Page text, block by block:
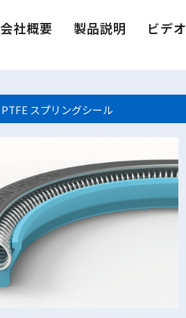
会社概要 製品説明 ビデオ
PTFE スプリングシール